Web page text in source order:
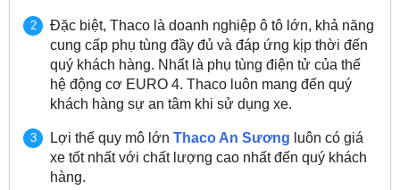
Đặc biệt, Thaco là doanh nghiệp ô tô lớn, khả năng
cung cấp phụ tùng đầy đủ và đáp ứng kịp thời đến
quý khách hàng. Nhất là phụ tùng điện tử của thế
hệ động cơ EURO 4. Thaco luôn mang đến quý
khách hàng sự an tâm khi sử dụng xe.
Lợi thế quy mô lớn Thaco An Sương luôn có giá
xe tốt nhất với chất lượng cao nhất đến quý khách
hàng.